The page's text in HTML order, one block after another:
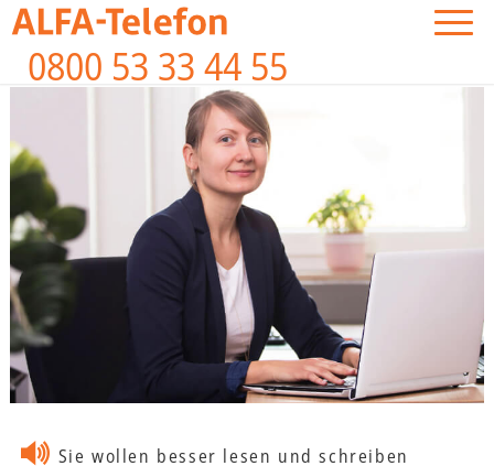
0800 53 33 44 55
Sie wollen besser lesen und schreiben